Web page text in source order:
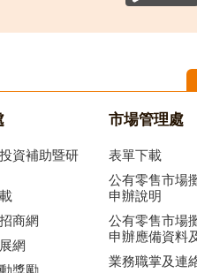
資補助暨研
商網
網
獎勵
市場管理處
表單下載
公有零售市場
申辦說明
公有零售市場
申辦應備資料
業務職掌及連